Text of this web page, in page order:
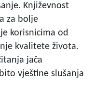
Književnost
za bolje
korisnicima od
kvalitete života.
jača
vještine slušanja